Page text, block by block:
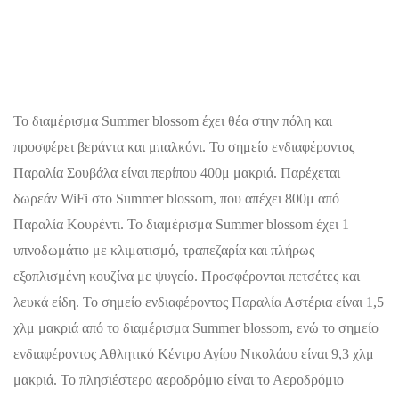
Το διαμέρισμα Summer blossom έχει θέα στην πόλη και
προσφέρει βεράντα και μπαλκόνι. Το σημείο ενδιαφέροντος
Παραλία Σουβάλα είναι περίπου 400μ μακριά. Παρέχεται
δωρεάν WiFi στο Summer blossom, που απέχει 800μ από
Παραλία Κουρέντι. Το διαμέρισμα Summer blossom έχει 1
υπνοδωμάτιο με κλιματισμό, τραπεζαρία και πλήρως
εξοπλισμένη κουζίνα με ψυγείο. Προσφέρονται πετσέτες και
λευκά είδη. Το σημείο ενδιαφέροντος Παραλία Αστέρια είναι 1,5
χλμ μακριά από το διαμέρισμα Summer blossom, ενώ το σημείο
ενδιαφέροντος Αθλητικό Κέντρο Αγίου Νικολάου είναι 9,3 χλμ
μακριά. Το πλησιέστερο αεροδρόμιο είναι το Αεροδρόμιο